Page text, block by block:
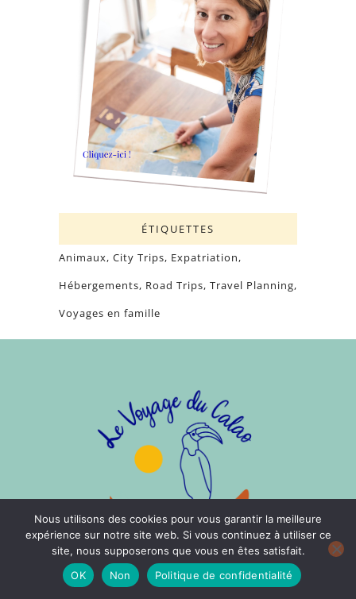
ÉTIQUETTES
Animaux City Trips Expatriation
Hébergements Road Trips Travel Planning
Voyages en famille
Nous utilisons des cookies pour vous garantir la meilleure
expérience sur notre site web. Si vous continuez à utiliser ce
site, nous supposerons que vous en êtes satisfait.
OK
Non Politique de confidentialité